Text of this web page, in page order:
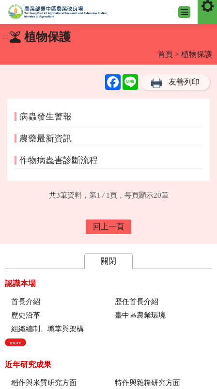
到
::: 植物保護
首頁 > 植物保護
FacebookLine 友善列印
病蟲發生警報
農藥最新資訊
作物病蟲害診斷流程
共3筆資料，第1 / 1頁，每頁顯示20筆
回上一頁
關閉
認識本場
首長介紹
歷任首長介紹
歷史沿革
臺中區農業環境
組織編制、職掌與架構
more
近年研究成果
稻作與米質研究方面
特作與雜糧研究方面